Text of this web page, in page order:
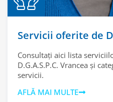
Servicii oferite de
Consultați aici lista
D.G.A.S.P.C. Vrancea și
servicii.
AFLĂ MAI MULTE